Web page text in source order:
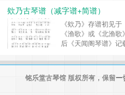
欸乃古琴谱（减字谱+简谱）
《欸乃》存谱初见
《渔歌》或《北渔
后《天闻阁琴谱》记
铭乐堂古琴馆版权所有，保留一